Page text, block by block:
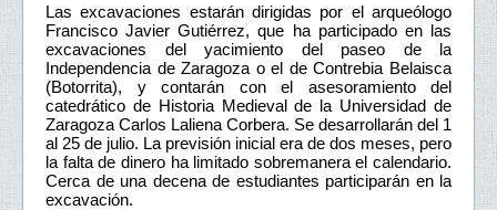
Las excavaciones estarán dirigidas por el arqueólogo
Francisco Javier Gutiérrez, que ha participado en las
excavaciones del yacimiento del paseo de la
Independencia de Zaragoza o el de Contrebia Belaisca
(Botorrita), y contarán con el asesoramiento del
catedrático de Historia Medieval de la Universidad de
Zaragoza Carlos Laliena Corbera. Se desarrollarán del 1
al 25 de julio. La previsión inicial era de dos meses, pero
la falta de dinero ha limitado sobremanera el calendario.
Cerca de una decena de estudiantes participarán en la
excavación.